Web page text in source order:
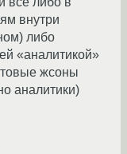
внутри
либо
«аналитикой»
жсоны
аналитики)